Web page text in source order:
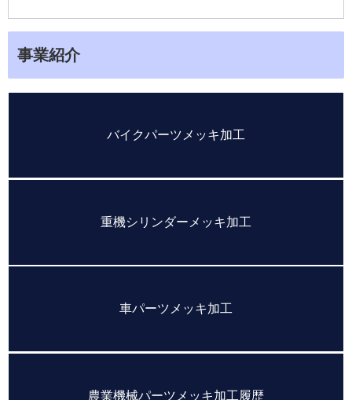
事業紹介
バイクパーツメッキ加工
重機シリンダーメッキ加工
車パーツメッキ加工
農業機械パーツメッキ加工履歴